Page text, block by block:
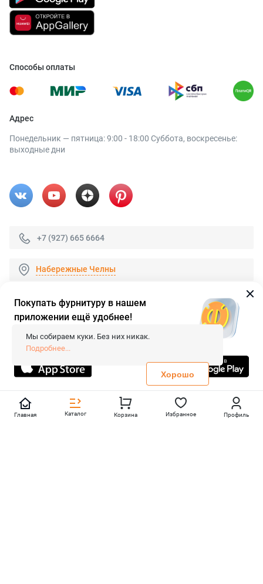
Способы оплаты
Адрес
Понедельник — пятница: 9:00 - 18:00 Суббота, воскресенье:
выходные дни
+7 (927) 665 6664
Набережные Челны
© 2026 «FieraShop.ru»
Сопровождение сайта
- Вебформат.
Все права защищены.
Не является публичной офертой
Политика конфиденциальности
Главная Каталог Корзина Избранное Профиль
Покупать фурнитуру в нашем
приложении ещё удобнее!
Мы собираем куки. Без них никак.
Подробнее...
Хорошо